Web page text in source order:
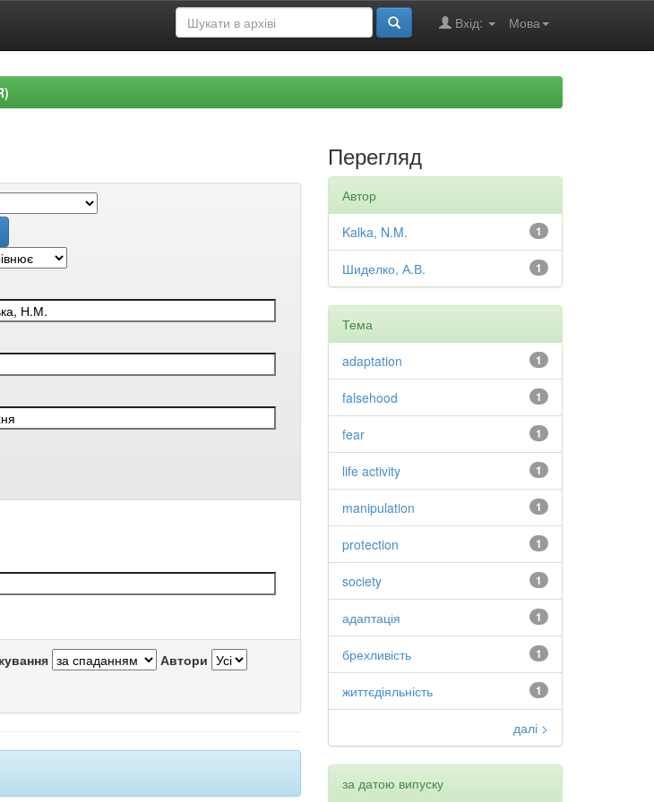
Мова
Вхід:
Автори
Перегляд
Автор
1
Kalka, N.M.
1
Шиделко, А.В.
Тема
1
adaptation
1
falsehood
1
fear
1
life activity
1
manipulation
1
protection
1
society
1
адаптація
1
брехливість
1
життєдіяльність
далі >
за датою випуску